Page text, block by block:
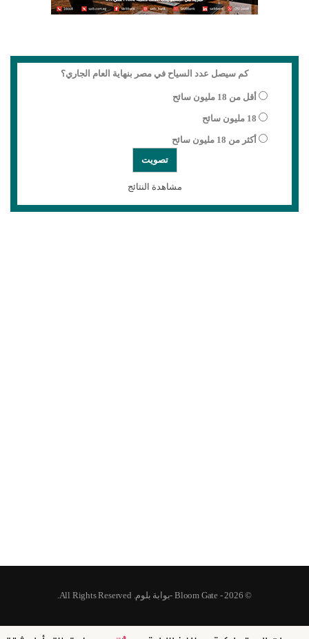
كم سيصل عدد السياح في مصر بنهاية العام الجاري؟
أقل من 18 مليون سائح
18 مليون سائح
أكثر من 18 مليون سائح
مشاهدة النتائج
© 2026 - Bloom Gate -بوابة بلوم. All Rights Reserved.